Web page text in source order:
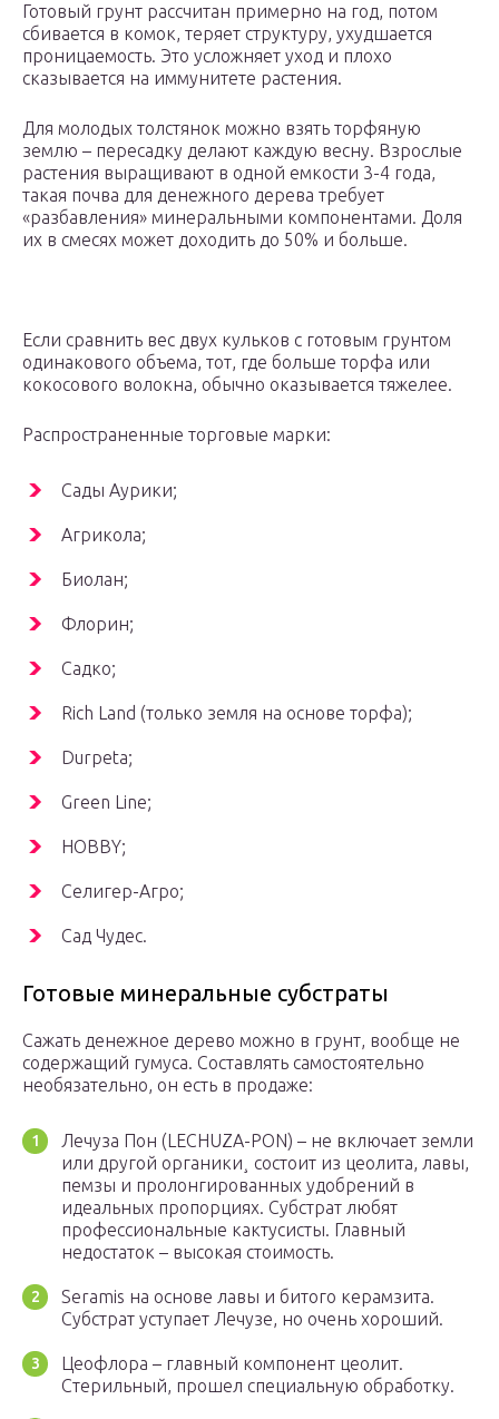
Готовый грунт рассчитан примерно на год, потом
сбивается в комок, теряет структуру, ухудшается
проницаемость. Это усложняет уход и плохо
сказывается на иммунитете растения.
Для молодых толстянок можно взять торфяную
землю – пересадку делают каждую весну. Взрослые
растения выращивают в одной емкости 3-4 года,
такая почва для денежного дерева требует
«разбавления» минеральными компонентами. Доля
их в смесях может доходить до 50% и больше.
Если сравнить вес двух кульков с готовым грунтом
одинакового объема, тот, где больше торфа или
кокосового волокна, обычно оказывается тяжелее.
Распространенные торговые марки:
Сады Аурики;
Агрикола;
Биолан;
Флорин;
Садко;
Rich Land (только земля на основе торфа);
Durpeta;
Green Line;
HOBBY;
Селигер-Агро;
Сад Чудес.
Готовые минеральные субстраты
Сажать денежное дерево можно в грунт, вообще не
содержащий гумуса. Составлять самостоятельно
необязательно, он есть в продаже:
Лечуза Пон (LECHUZA-PON) – не включает земли
или другой органики¸ состоит из цеолита, лавы,
пемзы и пролонгированных удобрений в
идеальных пропорциях. Субстрат любят
профессиональные кактусисты. Главный
недостаток – высокая стоимость.
Seramis на основе лавы и битого керамзита.
Субстрат уступает Лечузе, но очень хороший.
Цеофлора – главный компонент цеолит.
Стерильный, прошел специальную обработку.